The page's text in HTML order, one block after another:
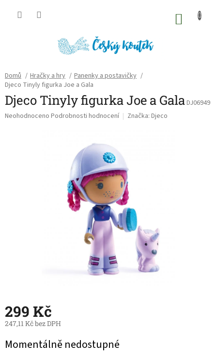
Domů / Hračky a hry / Panenky a postavičky /
Djeco Tinyly figurka Joe a Gala
Djeco Tinyly figurka Joe a GalaDJ06949
Průměrné
Neohodnoceno Podrobnosti hodnocení Značka: Djeco
299 Kč
247,11 Kč bez DPH
cena:
Momentálně nedostupné